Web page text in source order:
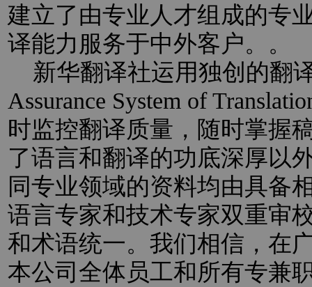
建立了由专业人才组成的专
译能力服务于中外客户。。
新华翻译社运用独创的翻
Assurance System of
时监控翻译质量，随时掌握
了语言和翻译的功底深厚以
同专业领域的资料均由具备
语言专家和技术专家双重审
和术语统一。我们相信，在
本公司全体员工和所有专兼